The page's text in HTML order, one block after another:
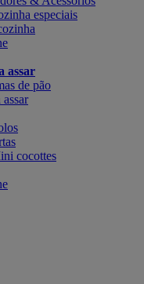
especiais
assar
de pão
cocottes